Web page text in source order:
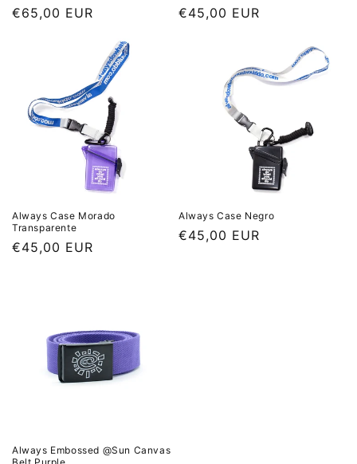
Precio habitual
€65,00 EUR Precio habitual
€45,00 EUR
Always Case Morado
Transparente
Precio habitual
€45,00 EUR
Always Case Negro
Precio habitual
€45,00 EUR
Always Embossed @Sun Canvas